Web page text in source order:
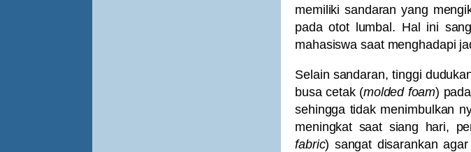
memiliki sandaran yang
pada otot lumbal. Hal ini
mahasiswa saat menghadapi
Selain sandaran, tinggi
busa cetak (molded foam)
sehingga tidak menimbulkan
meningkat saat siang hari,
fabric) sangat disarankan